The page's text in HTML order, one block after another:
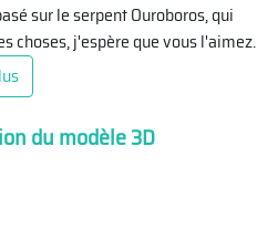
sur le serpent Ouroboros, qui
choses, j'espère que vous l'aimez.
du modèle 3D